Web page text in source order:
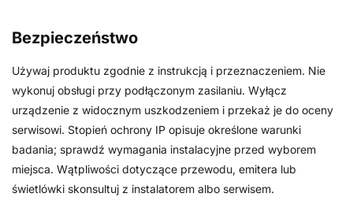
Bezpieczeństwo
Używaj produktu zgodnie z instrukcją i przeznaczeniem. Nie
wykonuj obsługi przy podłączonym zasilaniu. Wyłącz
urządzenie z widocznym uszkodzeniem i przekaż je do oceny
serwisowi. Stopień ochrony IP opisuje określone warunki
badania; sprawdź wymagania instalacyjne przed wyborem
miejsca. Wątpliwości dotyczące przewodu, emitera lub
świetlówki skonsultuj z instalatorem albo serwisem.